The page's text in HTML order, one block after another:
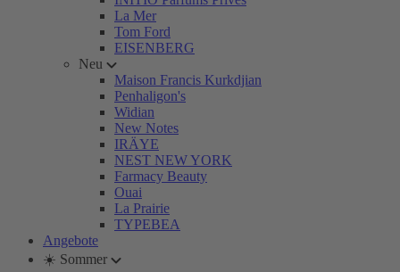
La Mer
Tom Ford
EISENBERG
Neu
Maison Francis Kurkdjian
Penhaligon's
Widian
New Notes
IRÄYE
NEST NEW YORK
Farmacy Beauty
Ouai
La Prairie
TYPEBEA
Angebote
☀️ Sommer